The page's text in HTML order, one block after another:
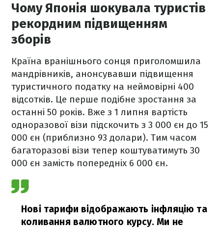
Чому Японія шокувала туристів
рекордним підвищенням
зборів
Країна вранішнього сонця приголомшила
мандрівників, анонсувавши підвищення
туристичного податку на неймовірні 400
відсотків. Це перше подібне зростання за
останні 50 років. Вже з 1 липня вартість
одноразової візи підскочить з 3 000 єн до 15
000 єн (приблизно 93 долари). Тим часом
багаторазові візи тепер коштуватимуть 30
000 єн замість попередніх 6 000 єн.
Нові тарифи відображають інфляцію та
коливання валютного курсу. Ми не